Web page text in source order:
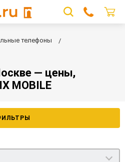
телефоны
— цены,
MOBILE